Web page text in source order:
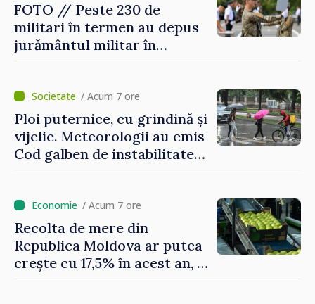
FOTO // Peste 230 de
militari în termen au depus
jurământul militar în
/ Acum 7 ore
Ploi puternice, cu grindină și
vijelie. Meteorologii au emis
Cod galben de instabilitate
/ Acum 7 ore
Recolta de mere din
Republica Moldova ar putea
crește cu 17,5% în acest an, în